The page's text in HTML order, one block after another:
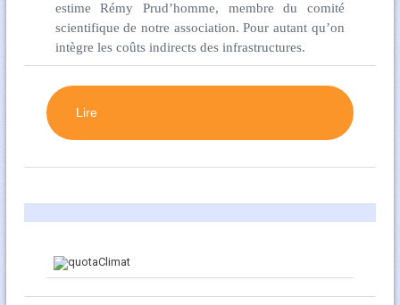
estime Rémy Prud’homme, membre du comité
scientifique de notre association. Pour autant qu’on
intègre les coûts indirects des infrastructures.
Lire